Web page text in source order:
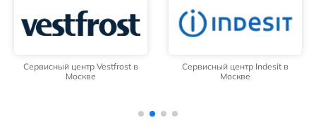
Сервисный центр Vestfrost в
Москве
Сервисный центр Indesit в
Москве